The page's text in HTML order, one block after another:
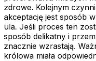
zdrowe. Kolejnym
akceptację jest sposób
ula. Jeśli proces ten
sposób delikatny i
znacznie wzrastają.
królowa miała